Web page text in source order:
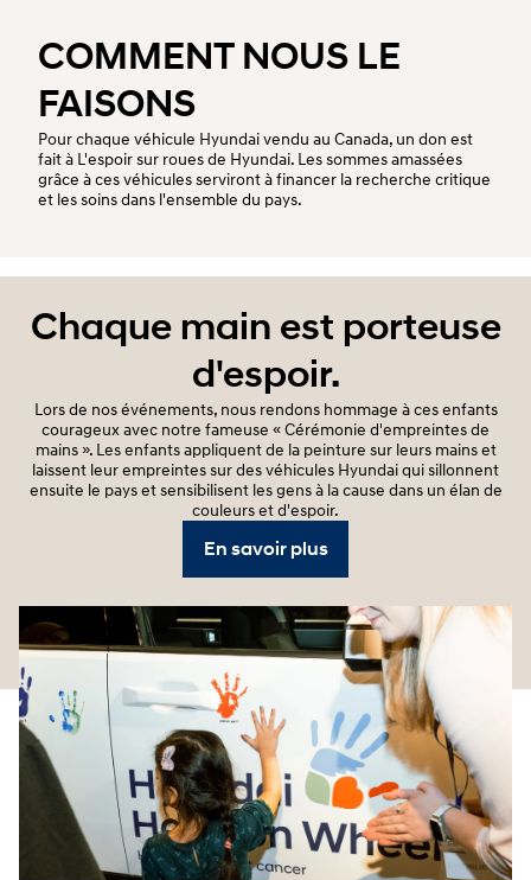
COMMENT NOUS LE
FAISONS
Pour chaque véhicule Hyundai vendu au Canada, un don est
fait à L'espoir sur roues de Hyundai. Les sommes amassées
grâce à ces véhicules serviront à financer la recherche critique
et les soins dans l'ensemble du pays.
Chaque main est porteuse
d'espoir.
Lors de nos événements, nous rendons hommage à ces enfants
courageux avec notre fameuse « Cérémonie d'empreintes de
mains ». Les enfants appliquent de la peinture sur leurs mains et
laissent leur empreintes sur des véhicules Hyundai qui sillonnent
ensuite le pays et sensibilisent les gens à la cause dans un élan de
couleurs et d'espoir.
En savoir plus